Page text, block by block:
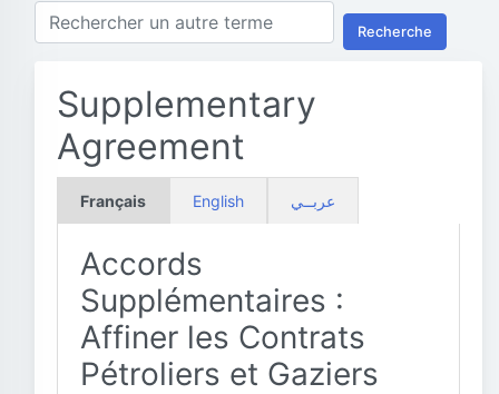
Recherche
Supplementary
Agreement
Français English عربــي
Accords
Supplémentaires :
Affiner les Contrats
Pétroliers et Gaziers